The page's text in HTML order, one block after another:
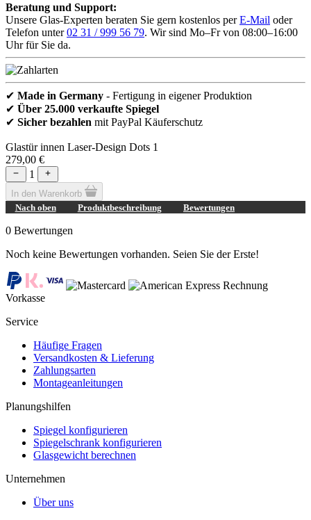
Beratung und Support:
Unsere Glas-Experten beraten Sie gern kostenlos perE-Mail oder
Telefon unter02 31 / 999 56 79. Wir sind Mo–Fr von 08:00–16:00
Uhr für Sie da.
✔ Made in Germany - Fertigung in eigener Produktion
✔ Über 25.000 verkaufte Spiegel
✔ Sicher bezahlen mit PayPal Käuferschutz
Glastür innen Laser-Design Dots 1
279,00 €
1
In den Warenkorb
Nach oben Produktbeschreibung Bewertungen
0 Bewertungen
Noch keine Bewertungen vorhanden. Seien Sie der Erste!
Rechnung
Vorkasse
Service
Häufige Fragen
Versandkosten & Lieferung
Zahlungsarten
Montageanleitungen
Planungshilfen
Spiegel konfigurieren
Spiegelschrank konfigurieren
Glasgewicht berechnen
Unternehmen
Über uns